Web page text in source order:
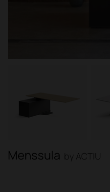
Menssula by ACTIU